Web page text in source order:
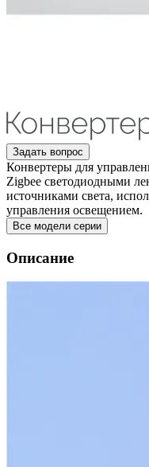
Задать вопрос
Конвертеры для
Zigbee светодиодными
источниками света,
управления освещением.
Все модели серии
Описание